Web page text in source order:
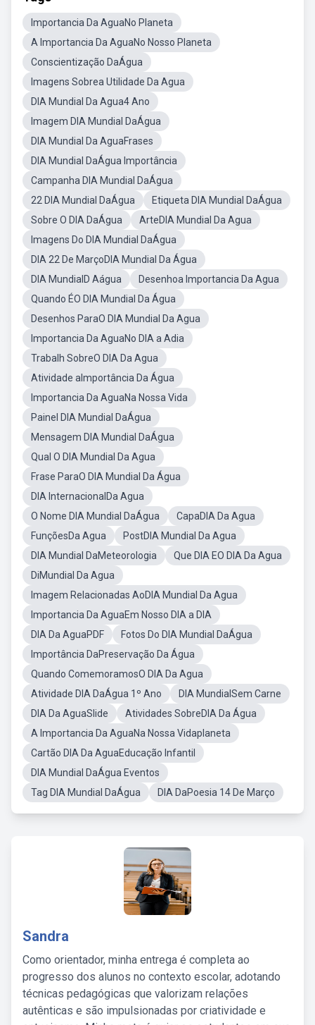
Importancia Da AguaNo Planeta
A Importancia Da AguaNo Nosso Planeta
Conscientização DaÁgua
Imagens Sobrea Utilidade Da Agua
DIA Mundial Da Agua4 Ano
Imagem DIA Mundial DaÁgua
DIA Mundial Da AguaFrases
DIA Mundial DaÁgua Importância
Campanha DIA Mundial DaÁgua
22 DIA Mundial DaÁgua
Etiqueta DIA Mundial DaÁgua
Sobre O DIA DaÁgua
ArteDIA Mundial Da Agua
Imagens Do DIA Mundial DaÁgua
DIA 22 De MarçoDIA Mundial Da Água
DIA MundialD Aágua
Desenhoa Importancia Da Agua
Quando ÉO DIA Mundial Da Água
Desenhos ParaO DIA Mundial Da Agua
Importancia Da AguaNo DIA a Adia
Trabalh SobreO DIA Da Agua
Atividade aImportância Da Água
Importancia Da AguaNa Nossa Vida
Painel DIA Mundial DaÁgua
Mensagem DIA Mundial DaÁgua
Qual O DIA Mundial Da Agua
Frase ParaO DIA Mundial Da Água
DIA InternacionalDa Agua
O Nome DIA Mundial DaÁgua
CapaDIA Da Agua
FunçõesDa Agua
PostDIA Mundial Da Agua
DIA Mundial DaMeteorologia
Que DIA EO DIA Da Agua
DiMundial Da Agua
Imagem Relacionadas AoDIA Mundial Da Agua
Importancia Da AguaEm Nosso DIA a DIA
DIA Da AguaPDF
Fotos Do DIA Mundial DaÁgua
Importância DaPreservação Da Água
Quando ComemoramosO DIA Da Agua
Atividade DIA DaÁgua 1º Ano
DIA MundialSem Carne
DIA Da AguaSlide
Atividades SobreDIA Da Água
A Importancia Da AguaNa Nossa Vidaplaneta
Cartão DIA Da AguaEducação Infantil
DIA Mundial DaÁgua Eventos
Tag DIA Mundial DaÁgua
DIA DaPoesia 14 De Março
Sandra
Como orientador, minha entrega é completa ao
progresso dos alunos no contexto escolar, adotando
técnicas pedagógicas que valorizam relações
autênticas e são impulsionadas por criatividade e